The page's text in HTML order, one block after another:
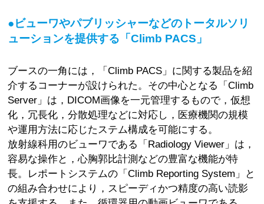
●ビューワやパブリッシャーなどのトータルソリ
ューションを提供する「Climb PACS」
ブースの一角には，「Climb PACS」に関する製品を紹
介するコーナーが設けられた。その中心となる「Climb
Server」は，DICOM画像を一元管理するもので，仮想
化，冗長化，分散処理などに対応し，医療機関の規模
や運用方法に応じたステム構成を可能にする。
放射線科用のビューワである「Radiology Viewer」は，
容易な操作と，心胸郭比計測などの豊富な機能が特
長。レポートシステムの「Climb Reporting System」と
の組み合わせにより，スピーディかつ精度の高い読影